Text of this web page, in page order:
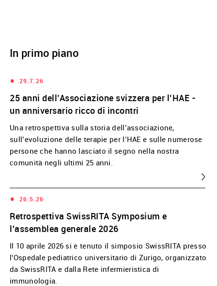
In primo piano
• 29.7.26
25 anni dell’Associazione svizzera per l’HAE -
un anniversario ricco di incontri
Una retrospettiva sulla storia dell’associazione,
sull’evoluzione delle terapie per l’HAE e sulle numerose
persone che hanno lasciato il segno nella nostra
comunità negli ultimi 25 anni.
• 26.5.26
Retrospettiva SwissRITA Symposium e
l'assemblea generale 2026
Il 10 aprile 2026 si è tenuto il simposio SwissRITA presso
l'Ospedale pediatrico universitario di Zurigo, organizzato
da SwissRITA e dalla Rete infermieristica di
immunologia.